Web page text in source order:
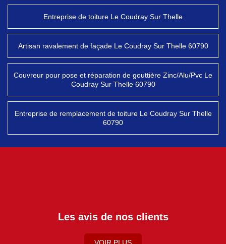
Entreprise de toiture Le Coudray Sur Thelle
Artisan ravalement de façade Le Coudray Sur Thelle 60790
Couvreur pour pose et réparation de gouttière Zinc/Alu/Pvc Le
Coudray Sur Thelle 60790
Entreprise de remplacement de toiture Le Coudray Sur Thelle
60790
Les avis de nos clients